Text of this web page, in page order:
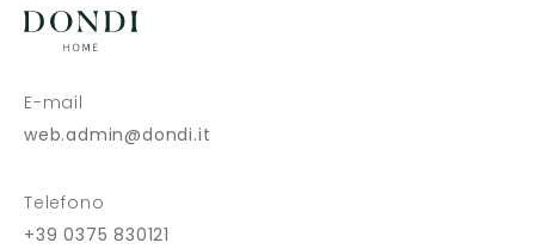
E-mail
web.admin@dondi.it
Telefono
+39 0375 830121